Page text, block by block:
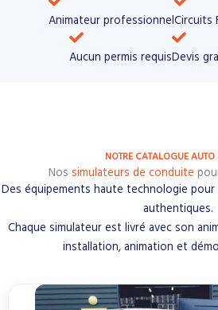
Animateur professionnelCircuits
Aucun permis requisDevis
NOTRE CATALOGUE
Nos simulateurs de conduite
Des équipements haute technologie
authentiques.
Chaque simulateur est livré avec son
installation, animation et